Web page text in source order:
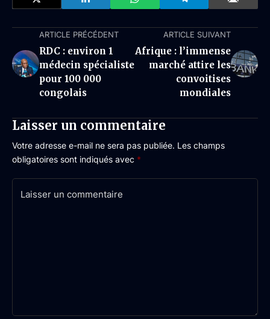
ARTICLE PRÉCÉDENT
RDC : environ 1
médecin spécialiste
pour 100 000
congolais
ARTICLE SUIVANT
Afrique : l’immense
marché attire les
convoitises
mondiales
Laisser un commentaire
Votre adresse e-mail ne sera pas publiée. Les champs
obligatoires sont indiqués avec *